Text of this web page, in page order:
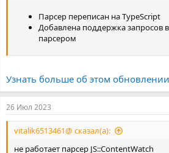
Парсер переписан на TypeScript
Добавлена поддержка запросов
парсером
Узнать больше об этом
26 Июл 2023
vitalik6513461@ сказал(а):
не работает парсер JS::ContentWatch